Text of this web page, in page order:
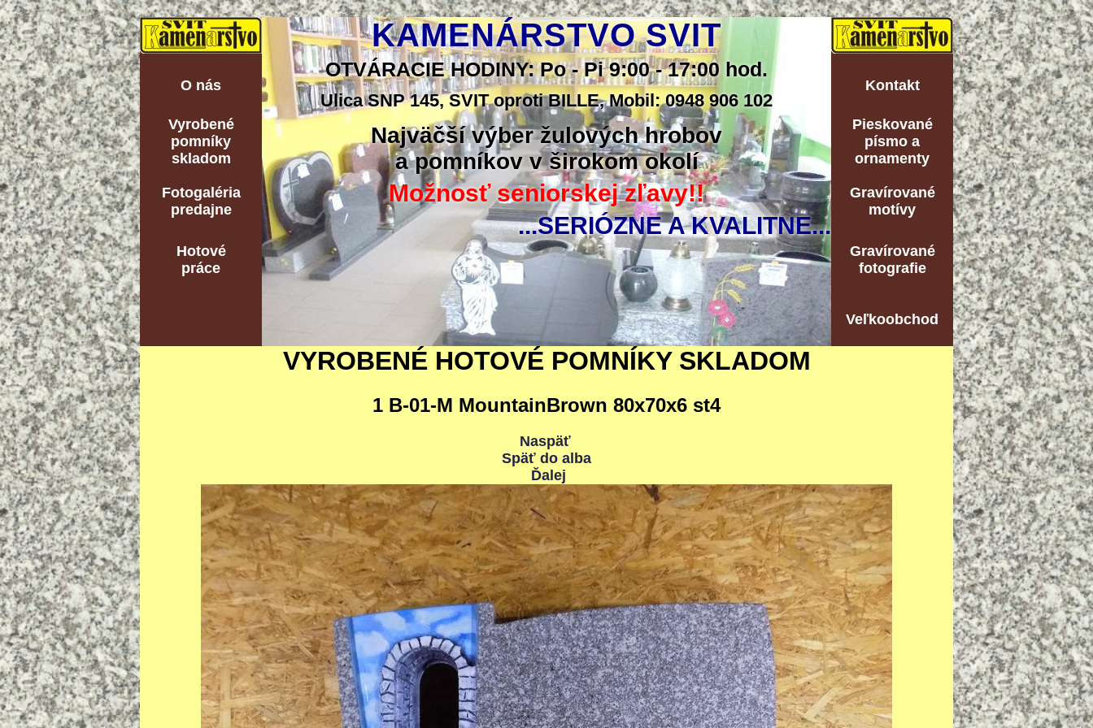
O nás
Vyrobené
pomníky
skladom
Fotogaléria
predajne
Hotové
práce
KAMENÁRSTVO SVIT
OTVÁRACIE HODINY: Po - Pi 9:00 - 17:00 hod.
Ulica SNP 145, SVIT oproti BILLE, Mobil: 0948 906 102
Najväčší výber žulových hrobov
a pomníkov v širokom okolí
Možnosť seniorskej zľavy!!
...SERIÓZNE A KVALITNE...
Kontakt
Pieskované
písmo a
ornamenty
Gravírované
motívy
Gravírované
fotografie
Veľkoobchod
VYROBENÉ HOTOVÉ POMNÍKY SKLADOM
1 B-01-M MountainBrown 80x70x6 st4
Naspäť
Späť do alba
Ďalej